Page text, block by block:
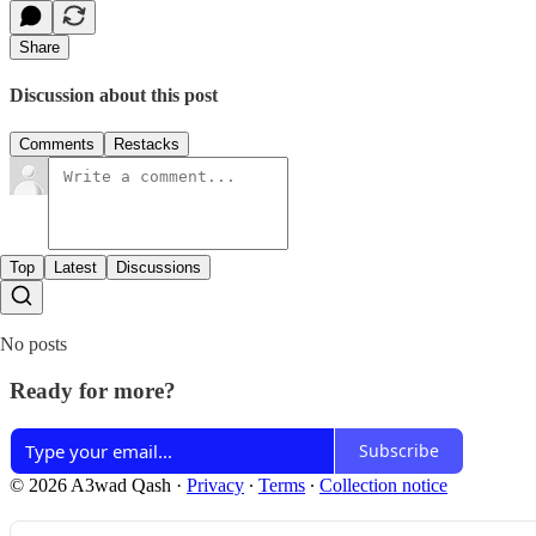
Share
Discussion about this post
Comments Restacks
Top Latest Discussions
No posts
Ready for more?
Subscribe
© 2026 A3wad Qash · Privacy ∙ Terms ∙ Collection notice